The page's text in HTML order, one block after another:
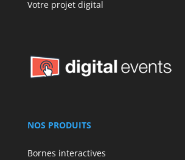
Votre projet digital
NOS PRODUITS
Bornes interactives